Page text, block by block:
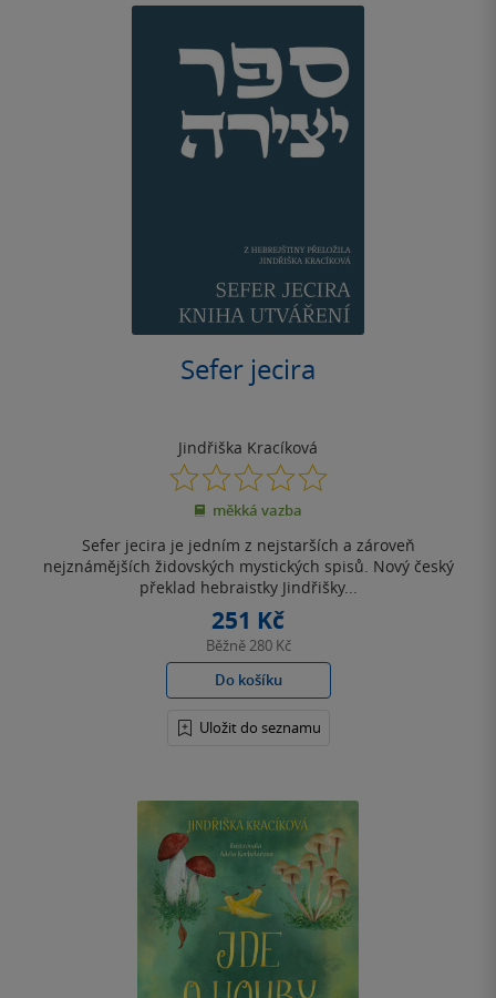
Sefer jecira
Jindřiška Kracíková
0.0
z
5
měkká vazba
Sefer jecira je jedním z nejstarších a zároveň
nejznámějších židovských mystických spisů. Nový český
překlad hebraistky Jindřišky...
251 Kč
Běžně 280 Kč
Do košíku
Uložit do seznamu